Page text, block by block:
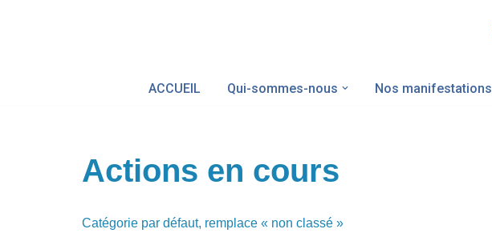
ACCUEIL Qui-sommes-nous Nos manifestations
Actions en cours
Catégorie par défaut, remplace « non classé »